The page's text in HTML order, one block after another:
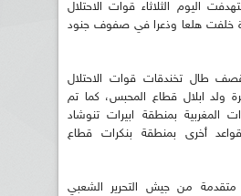
اليوم الثلاثاء قوات الاحتلال
خلفت هلعا وذعرا في صفوف جنود
طال تخندقات قوات الاحتلال
ولد ابلال قطاع المحبس، كما تم
المغربية بمنطقة ابيرات تنوشاد
أخرى بمنطقة بنكرات قطاع
متقدمة من جيش التحرير الشعبي